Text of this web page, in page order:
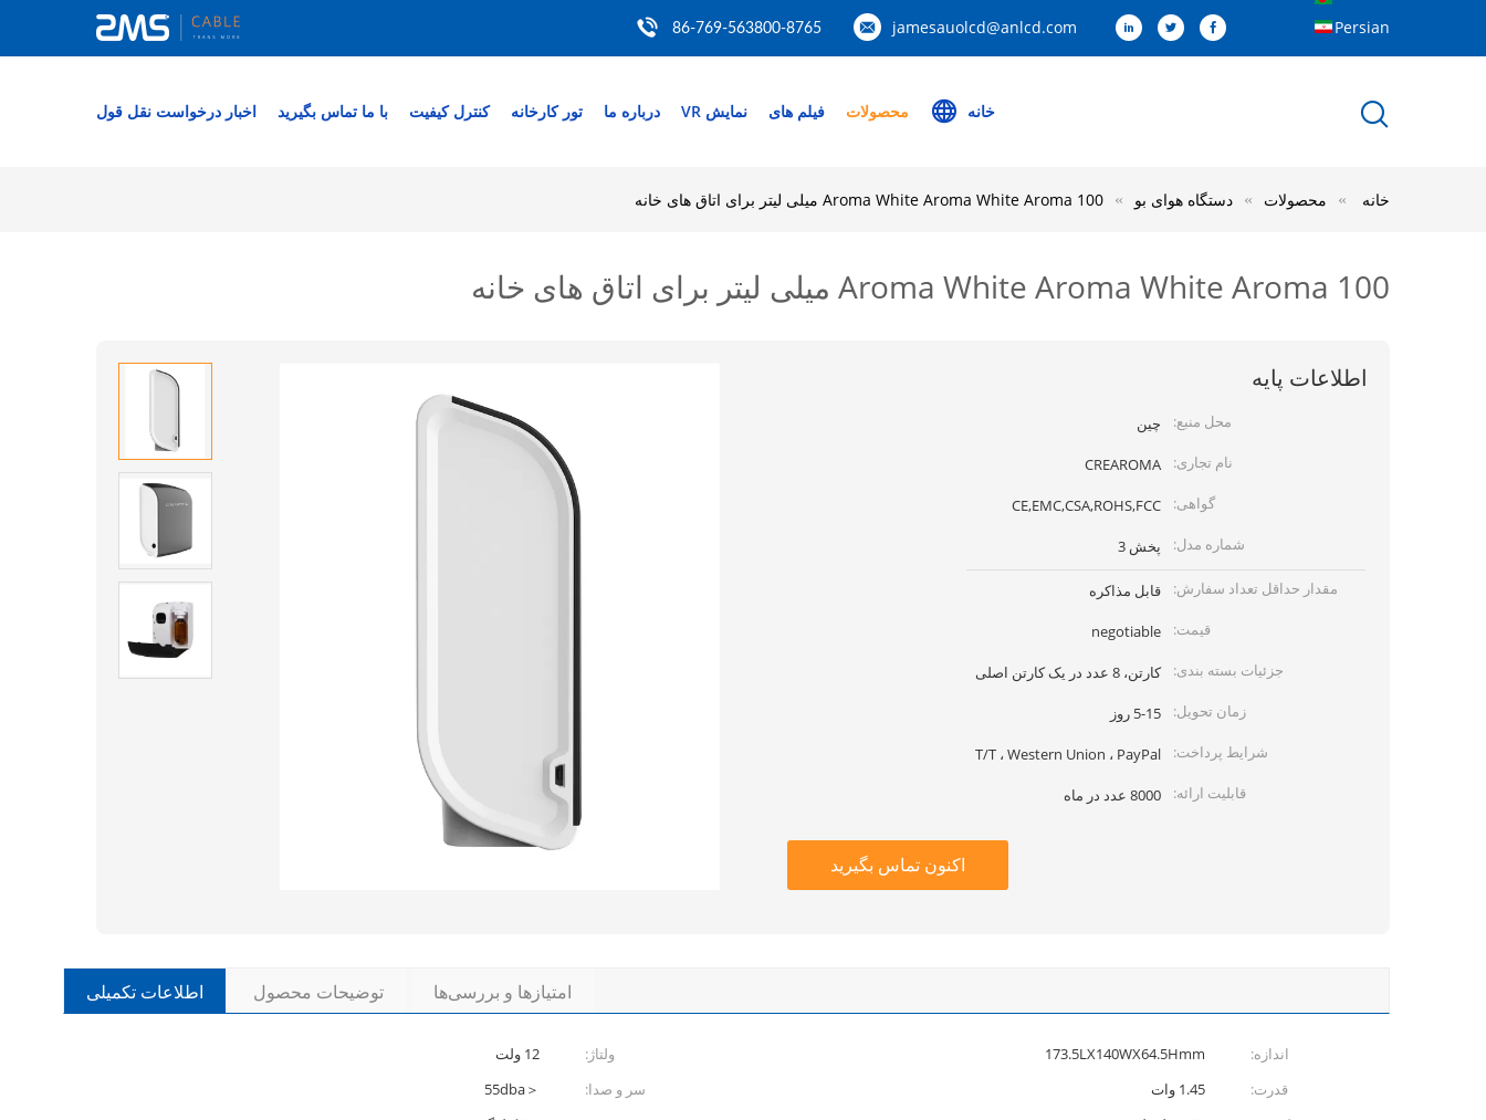
jamesauolcd@anlcd.com
86-769-563800-8765 Persian
خانه محصولات فیلم های نمایش VR درباره ما تور کارخانه کنترل کیفیت با ما تماس بگیرید اخبار درخواست نقل قول
خانه محصولات دستگاه هوای بو Aroma White Aroma White Aroma 100 میلی لیتر برای اتاق های خانه
Aroma White Aroma White Aroma 100 میلی لیتر برای اتاق های خانه
اطلاعات پایه
محل منبع:
چین
نام تجاری:
CREAROMA
گواهی:
CE,EMC,CSA,ROHS,FCC
شماره مدل:
پخش 3
مقدار حداقل تعداد سفارش:
قابل مذاکره
قیمت:
negotiable
جزئیات بسته بندی:
کارتن، 8 عدد در یک کارتن اصلی
زمان تحویل:
5-15 روز
شرایط پرداخت:
T/T ، Western Union ، PayPal
قابلیت ارائه:
8000 عدد در ماه
اکنون تماس بگیرید
اطلاعات تکمیلی توضیحات محصول امتیازها و بررسی‌ها
اندازه: 173.5LX140WX64.5Hmm ولتاژ:
12 ولت
قدرت:
1.45 وات سر و صدا:
＜55dba